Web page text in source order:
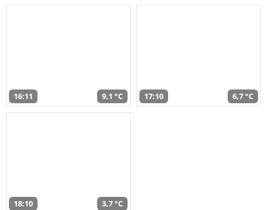
16:11 9,1 °C 17:10 6,7 °C
18:10 3,7 °C